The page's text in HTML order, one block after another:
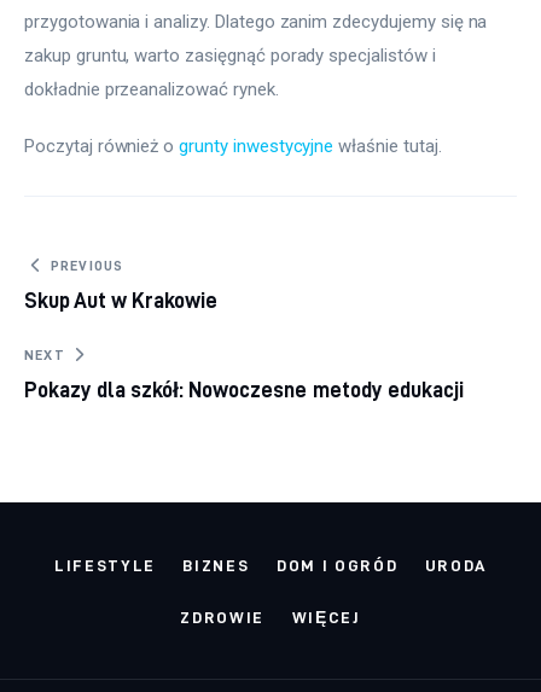
przygotowania i analizy. Dlatego zanim zdecydujemy się na
zakup gruntu, warto zasięgnąć porady specjalistów i
dokładnie przeanalizować rynek.
Poczytaj również o grunty inwestycyjne właśnie tutaj.
Nawigacja wpisu
PREVIOUS
Skup Aut w Krakowie
NEXT
Pokazy dla szkół: Nowoczesne metody edukacji
LIFESTYLE BIZNES DOM I OGRÓD URODA
ZDROWIE WIĘCEJ